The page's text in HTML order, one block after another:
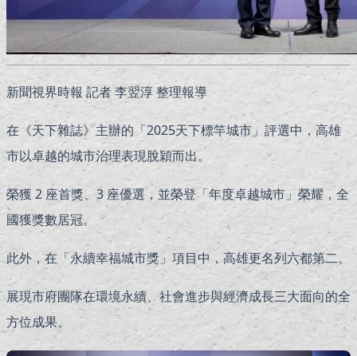
新聞視界時報 記者 李翌淳 整理報導
在《天下雜誌》主辦的「2025天下標竿城市」評選中，高雄
市以卓越的城市治理表現脫穎而出。
榮獲 2 座首獎、3 座優選，並榮登「年度卓越城市」榮耀，全
國獲獎數居冠。
此外，在「永續幸福城市獎」項目中，高雄更名列六都第二。
展現市府團隊在環境永續、社會進步與經濟成長三大面向的全
方位成果。